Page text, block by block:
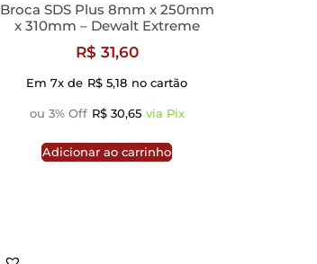
Broca SDS Plus 8mm x 250mm
x 310mm – Dewalt Extreme
R$ 31,60
Em 7x de R$ 5,18 no cartão
ou 3% Off R$30,65 via Pix
Adicionar ao carrinho